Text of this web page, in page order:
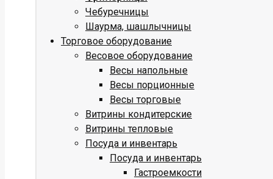
Чебуречницы
Шаурма, шашлычницы
Торговое оборудование
Весовое оборудование
Весы напольные
Весы порционные
Весы торговые
Витрины кондитерские
Витрины тепловые
Посуда и инвентарь
Посуда и инвентарь
Гастроемкости